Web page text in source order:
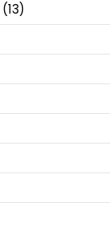
(13)